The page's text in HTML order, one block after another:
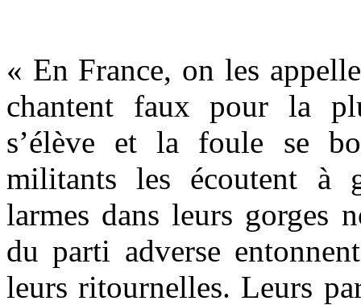
« En France, on les
chantent faux pour la
s’élève et la foule se
militants les écoutent à
larmes dans leurs gorges
du parti adverse
leurs ritournelles. Leurs